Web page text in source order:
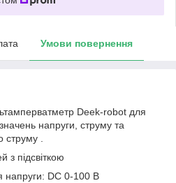
Умови повернення
Deek-robot для
напруги, струму та
струму .
з підсвіткою
напруги: DC 0-100 В